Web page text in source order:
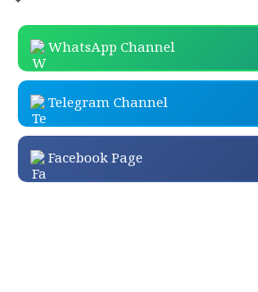
WhatsApp Channel
Telegram Channel
Facebook Page